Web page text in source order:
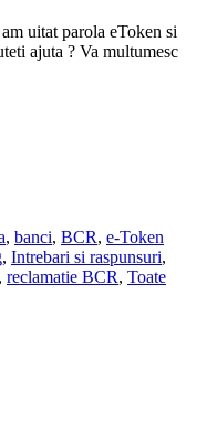
uitat parola eToken si
ajuta ? Va multumesc
, banci, BCR, e-Token
, Intrebari si raspunsuri,
, reclamatie BCR, Toate